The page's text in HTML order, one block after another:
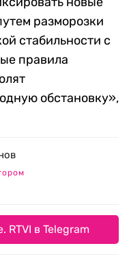
разморозки
стабильности с
правила
обстановку»,
в Telegram